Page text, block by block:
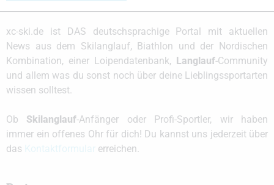
xc-ski.de ist DAS deutschsprachige Portal mit aktuellen
News aus dem Skilanglauf, Biathlon und der Nordischen
Kombination, einer Loipendatenbank,
Langlauf-Community
und allem was du sonst noch über deine Lieblingssportarten
wissen solltest.
Ob Skilanglauf-Anfänger oder Profi-Sportler, wir haben
immer ein offenes Ohr für dich! Du kannst uns jederzeit über
das
erreichen.